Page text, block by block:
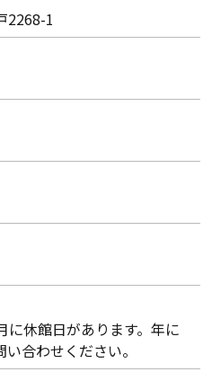
2268-1
休館日があります。年に
合わせください。